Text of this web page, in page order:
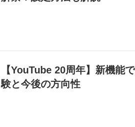
【YouTube 20周年】新機能
験と今後の方向性